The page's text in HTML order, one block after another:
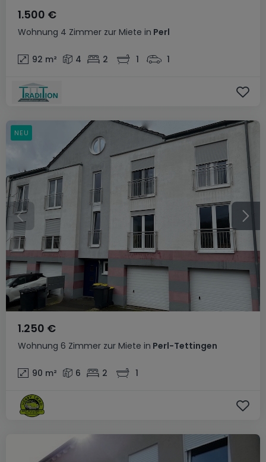
Wohnung 4 Zimmer zur Miete in Perl
1.500 €
92 m² 4 2 1 1
Wohnung 6 Zimmer zur Miete in Perl-Tettingen
1.250 €
90 m² 6 2 1
NEU